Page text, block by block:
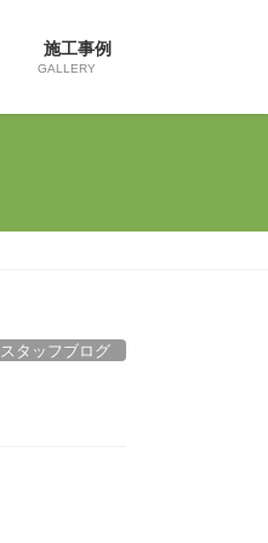
施工事例
GALLERY
スタッフブログ